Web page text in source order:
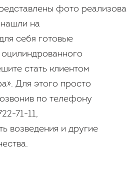
фото
на
себя готовые
стать клиентом
Для этого просто
по телефону
71-11,
возведения и другие